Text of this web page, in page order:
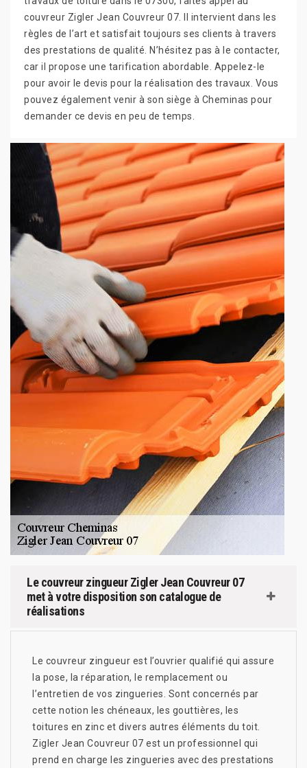
couvreur Zigler Jean Couvreur 07. Il intervient dans les
règles de l’art et satisfait toujours ses clients à travers
des prestations de qualité. N’hésitez pas à le contacter,
car il propose une tarification abordable. Appelez-le
pour avoir le devis pour la réalisation des travaux. Vous
pouvez également venir à son siège à Cheminas pour
demander ce devis en peu de temps.
Le couvreur zingueur Zigler Jean Couvreur 07
met à votre disposition son catalogue de
réalisations
Le couvreur zingueur est l’ouvrier qualifié qui assure
la pose, la réparation, le remplacement ou
l’entretien de vos zingueries. Sont concernés par
cette notion les chéneaux, les gouttières, les
toitures en zinc et divers autres éléments du toit.
Zigler Jean Couvreur 07 est un professionnel qui
prend en charge les zingueries avec des prestations